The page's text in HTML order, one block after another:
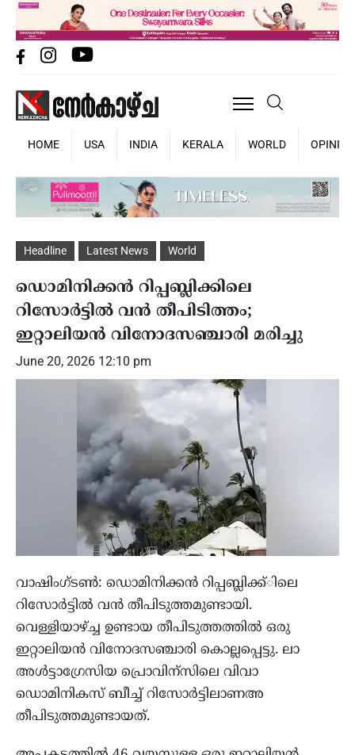
HOME USA INDIA KERALA WORLD OPINION
Headline Latest News World
ഡൊമിനിക്കന്‍ റിപ്പബ്ലിക്കിലെ
റിസോര്‍ട്ടില്‍ വന്‍ തീപിടിത്തം;
ഇറ്റാലിയന്‍ വിനോദസഞ്ചാരി മരിച്ചു
June 20, 2026 12:10 pm
വാഷിംഗ്ടണ്‍: ഡൊമിനിക്കന്‍ റിപ്പബ്ലിക്ക്ിലെ
റിസോര്‍ട്ടില്‍ വന്‍ തീപിടുത്തമുണ്ടായി.
വെള്ളിയാഴ്ച്ച ഉണ്ടായ തീപിടുത്തത്തില്‍ ഒരു
ഇറ്റാലിയന്‍ വിനോദസഞ്ചാരി കൊല്ലപ്പെട്ടു. ലാ
അള്‍ട്ടാഗ്രേസിയ പ്രൊവിന്‌സിലെ വിവാ
ഡൊമിനികസ് ബീച്ച് റിസോര്‍ട്ടിലാണഅ
തീപിടുത്തമുണ്ടായത്.